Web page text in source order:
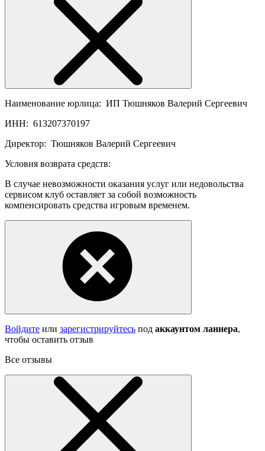
Наименование юрлица: ИП Тюшняков Валерий Сергеевич
ИНН: 613207370197
Директор: Тюшняков Валерий Сергеевич
Условия возврата средств:
В случае невозможности оказания услуг или недовольства
сервисом клуб оставляет за собой возможность
компенсировать средства игровым временем.
Войдите или зарегистрируйтесь под аккаунтом ланнера,
чтобы оставить отзыв
Все отзывы